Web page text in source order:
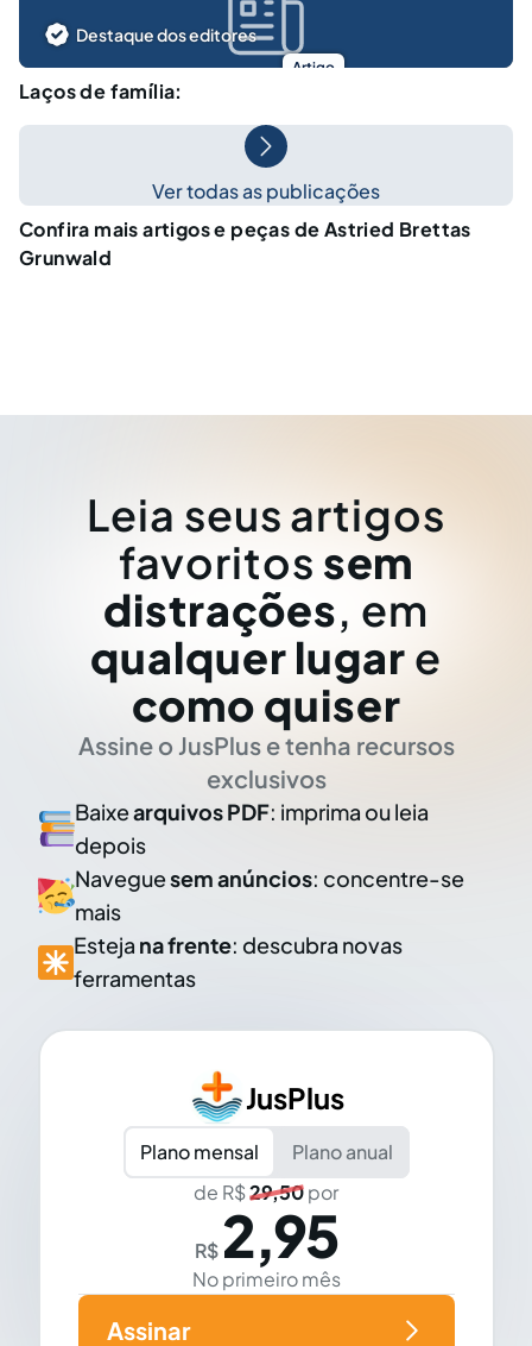
Artigo
Destaque dos editores
Laços de família:
Ver todas as publicações
Confira mais artigos e peças de Astried Brettas
Grunwald
Leia seus artigos
favoritos sem
distrações, em
qualquer lugar e
como quiser
Assine o JusPlus e tenha recursos
exclusivos
Baixearquivos PDF: imprima ou leia
depois
Naveguesem anúncios: concentre-se
mais
Esteja na frente: descubra novas
ferramentas
JusPlus
Plano mensal
Plano anual
de R$29,50por
R$ 2,95
No primeiro mês
Assinar